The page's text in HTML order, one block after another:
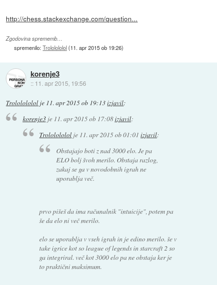
http://chess.stackexchange.com/question...
Zgodovina sprememb…
spremenilo:Trololololol(11. apr 2015 ob 19:26)
korenje3
:: 11. apr 2015, 19:56
Trololololol je 11. apr 2015 ob 19:13izjavil:
korenje3je 11. apr 2015 ob 17:08izjavil:
Trololololol je 11. apr 2015 ob 01:01 izjavil:
Obstajajo boti z nad 3000 elo. Je pa
ELO bolj švoh merilo. Obstaja razlog,
zakaj se ga v novodobnih igrah ne
uporablja več.
prvo pišeš da ima računalnik "intuicije", potem pa
še da elo ni več merilo.
elo se uporablja v vseh igrah in je edino merilo. še v
take igrice kot so league of legends in starcraft 2 so
ga integriral. več kot 3000 elo pa ne obstaja ker je
to praktični maksimum.